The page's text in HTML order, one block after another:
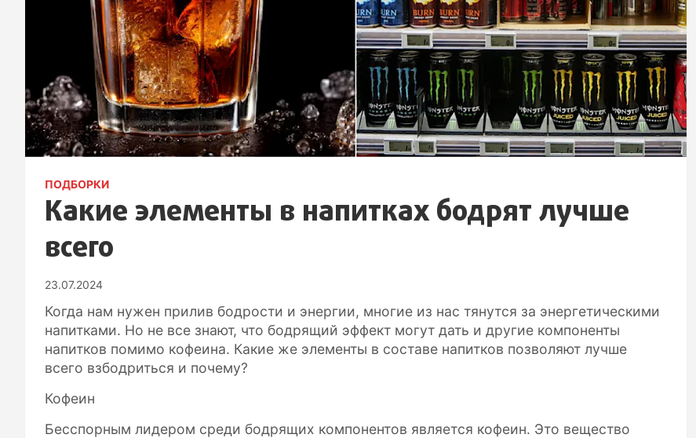
ПОДБОРКИ
Какие элементы в напитках бодрят лучше
всего
23.07.2024
Когда нам нужен прилив бодрости и энергии, многие из нас тянутся за энергетическими
напитками. Но не все знают, что бодрящий эффект могут дать и другие компоненты
напитков помимо кофеина. Какие же элементы в составе напитков позволяют лучше
всего взбодриться и почему?
Кофеин
Бесспорным лидером среди бодрящих компонентов является кофеин. Это вещество